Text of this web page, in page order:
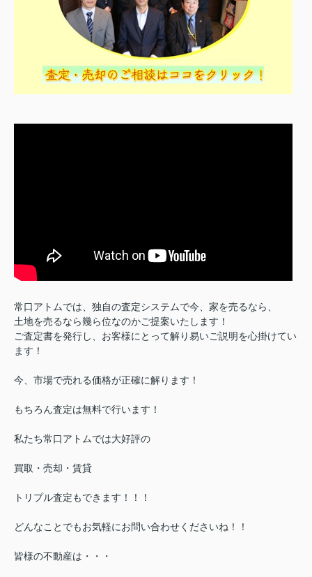
常口アトムでは、独自の査定システムで今、家を売るなら、
土地を売るなら幾ら位なのかご提案いたします！
ご査定書を発行し、お客様にとって解り易いご説明を心掛けてい
ます！
今、市場で売れる価格が正確に解ります！
もちろん査定は無料で行います！
私たち常口アトムでは大好評の
買取・売却・賃貸
トリプル査定もできます！！！
どんなことでもお気軽にお問い合わせくださいね！！
皆様の不動産は・・・